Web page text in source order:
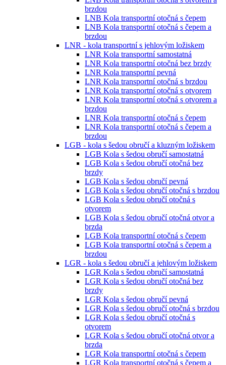
brzdou
LNB Kola transportní otočná s čepem
LNB Kola transportní otočná s čepem a
brzdou
LNR - kola transportní s jehlovým ložiskem
LNR Kola transportní samostatná
LNR Kola transportní otočná bez brzdy
LNR Kola transportní pevná
LNR Kola transportní otočná s brzdou
LNR Kola transportní otočná s otvorem
LNR Kola transportní otočná s otvorem a
brzdou
LNR Kola transportní otočná s čepem
LNR Kola transportní otočná s čepem a
brzdou
LGB - kola s šedou obručí a kluzným ložiskem
LGB Kola s šedou obručí samostatná
LGB Kola s šedou obručí otočná bez
brzdy
LGB Kola s šedou obručí pevná
LGB Kola s šedou obručí otočná s brzdou
LGB Kola s šedou obručí otočná s
otvorem
LGB Kola s šedou obručí otočná otvor a
brzda
LGB Kola transportní otočná s čepem
LGB Kola transportní otočná s čepem a
brzdou
LGR - kola s šedou obručí a jehlovým ložiskem
LGR Kola s šedou obručí samostatná
LGR Kola s šedou obručí otočná bez
brzdy
LGR Kola s šedou obručí pevná
LGR Kola s šedou obručí otočná s brzdou
LGR Kola s šedou obručí otočná s
otvorem
LGR Kola s šedou obručí otočná otvor a
brzda
LGR Kola transportní otočná s čepem
LGR Kola transportní otočná s čepem a